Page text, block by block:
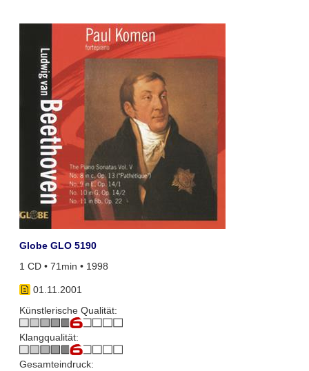
Globe GLO 5190
1 CD • 71min • 1998
01.11.2001
Künstlerische Qualität:
Klangqualität:
Gesamteindruck: